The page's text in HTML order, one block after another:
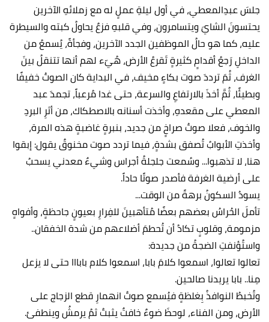
جلسَ عبدِالمعطي، في أول ليلةِ عملٍ له مع زملائهِ الآخرين
يحتسونَ الشايَ ويتسامرون، وفي قلبهِ فزعٌ يحاولُ كبته والسيطرة
عليه، كما هو حالُ الموظفين الجدد الآخرين، وفجأةً، يُسمعُ من
الداخلِ رَجعُ أقدامٍ كثيرةٍ تَقرعُ الأرض، هُيّء لهم أنها تتنقلُ بينَ
الغرف، ثُمَ ترددَ صوت بكاءٍ مخيف، في البداية كان الصوتُ خفيفًا
وبطيئًا، ثُمَّ أخذَ بالارتفاعِ والسرعة، حتى غدا مُرعباً، تجمدَ عبد
المعطي على مقعدهِ، وأخذت أسنانه بالاصطكاك، من أثرِ البردِ
والخوف، فعلا صوتُ صراخٍ من جديد، بنبرةٍ غاضبةٍ هذه المرة،
وأخذتِ الأبوابُ تُصفق بشدةٍ، فيما تردد صوت مخنوقٌ يقول: إبقوا
هنا، لا تذهبوا... وسُمعت جلجلةُ أجراس وشيءٌ معدني يسحبُ
على أرضية الغرفة فأصدر صوتًا حاداً.
يسودُ السكونُ برهةً من الوقت...
تأملَ الحُراسُ بعضهم بعضًا مُتأهبينَ للفِرارِ بعيونٍ جاحظةٍ، وأفواهٍ
مزمومة، وقلوبٍ تكادُ أن تُحطمَ أضلاعهم من شدة الخفقان..
واستُؤنفتِ الضجةُ من جديدة:
تعالوا تعالوا، اسمعوا كلامَ بابا، اسمعوا كلام بابااا حتى لا يزعل
مِنا.. بابا يريدنا صالحين.
وتُخبطُ النوافذُ بِغلظةٍ فيُسمع صوتُ انهمارِ قطع الزجاج على
الأرض، ومن الفناء، لوحظَ ضوءٌ خافتٌ يثبتُ ثمُ يرمشُ وينطفئ.